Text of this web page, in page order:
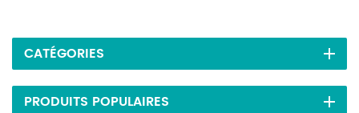
CATÉGORIES
PRODUITS POPULAIRES